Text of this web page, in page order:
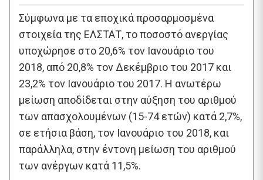
Σύμφωνα με τα εποχικά προσαρμοσμένα
στοιχεία της ΕΛΣΤΑΤ, το ποσοστό ανεργίας
υποχώρησε στο 20,6% τον Ιανουάριο του
2018, από 20,8% τον Δεκέμβριο του 2017 και
23,2% τον Ιανουάριο του 2017. Η ανωτέρω
μείωση αποδίδεται στην αύξηση του αριθμού
των απασχολουμένων (15-74 ετών) κατά 2,7%,
σε ετήσια βάση, τον Ιανουάριο του 2018, και
παράλληλα, στην έντονη μείωση του αριθμού
των ανέργων κατά 11,5%.